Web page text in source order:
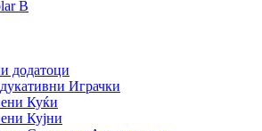
B
додатоци
Играчки
Куќи
Кујни